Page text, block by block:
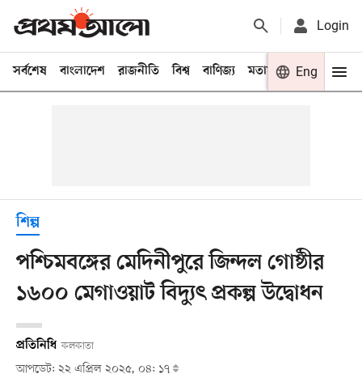
Login
সর্বশেষ বাংলাদেশ রাজনীতি বিশ্ব বাণিজ্য মতামত খেলা
Eng
শিল্প
পশ্চিমবঙ্গের মেদিনীপুরে জিন্দল গোষ্ঠীর
১৬০০ মেগাওয়াট বিদ্যুৎ প্রকল্প উদ্বোধন
প্রতিনিধি কলকাতা
আপডেট: ২২ এপ্রিল ২০২৫, ০৪: ১৭